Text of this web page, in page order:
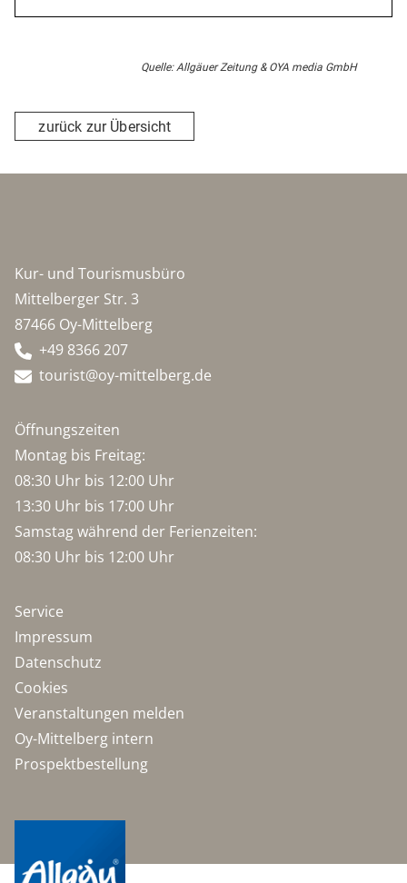
Quelle: Allgäuer Zeitung & OYA media GmbH
zurück zur Übersicht
Kur- und Tourismusbüro
Mittelberger Str. 3
87466 Oy-Mittelberg
+49 8366 207
tourist@oy-mittelberg.de
Öffnungszeiten
Montag bis Freitag:
08:30 Uhr bis 12:00 Uhr
13:30 Uhr bis 17:00 Uhr
Samstag während der Ferienzeiten:
08:30 Uhr bis 12:00 Uhr
Service
Impressum
Datenschutz
Cookies
Veranstaltungen melden
Oy-Mittelberg intern
Prospektbestellung